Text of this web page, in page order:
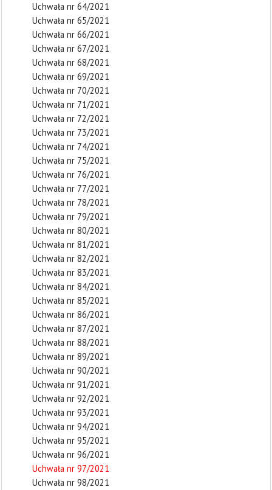
Uchwała nr 64/2021
Uchwała nr 65/2021
Uchwała nr 66/2021
Uchwała nr 67/2021
Uchwała nr 68/2021
Uchwała nr 69/2021
Uchwała nr 70/2021
Uchwała nr 71/2021
Uchwała nr 72/2021
Uchwała nr 73/2021
Uchwała nr 74/2021
Uchwała nr 75/2021
Uchwała nr 76/2021
Uchwała nr 77/2021
Uchwała nr 78/2021
Uchwała nr 79/2021
Uchwała nr 80/2021
Uchwała nr 81/2021
Uchwała nr 82/2021
Uchwała nr 83/2021
Uchwała nr 84/2021
Uchwała nr 85/2021
Uchwała nr 86/2021
Uchwała nr 87/2021
Uchwała nr 88/2021
Uchwała nr 89/2021
Uchwała nr 90/2021
Uchwała nr 91/2021
Uchwała nr 92/2021
Uchwała nr 93/2021
Uchwała nr 94/2021
Uchwała nr 95/2021
Uchwała nr 96/2021
Uchwała nr 97/2021
Uchwała nr 98/2021